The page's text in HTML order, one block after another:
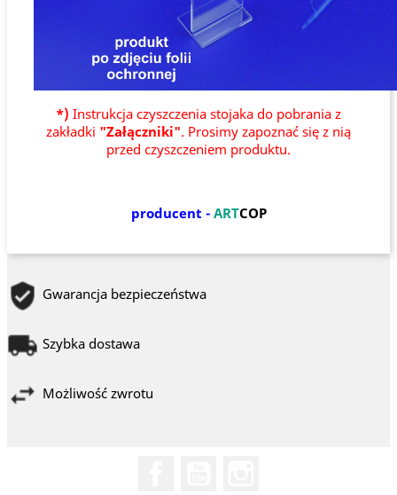
*) Instrukcja czyszczenia stojaka do pobrania z
zakładki "Załączniki". Prosimy zapoznać się z nią
przed czyszczeniem produktu.
producent - ARTCOP
Gwarancja bezpieczeństwa
Szybka dostawa
Możliwość zwrotu